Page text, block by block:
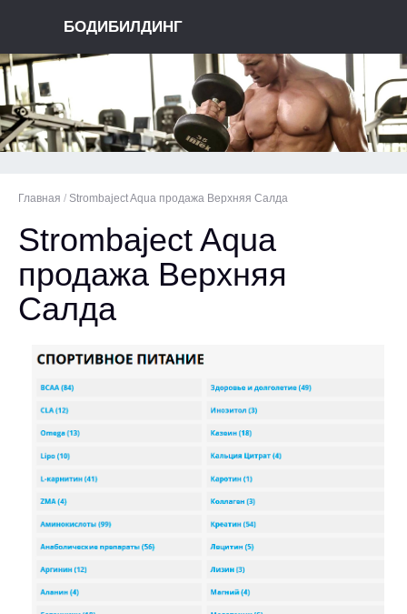
БОДИБИЛДИНГ
Главная / Strombaject Aqua продажа Верхняя Салда
Strombaject Aqua
продажа Верхняя
Салда